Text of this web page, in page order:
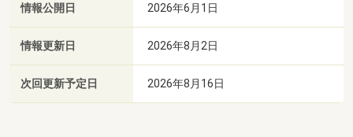
情報公開日 2026年6月1日
情報更新日 2026年8月2日
次回更新予定日 2026年8月16日